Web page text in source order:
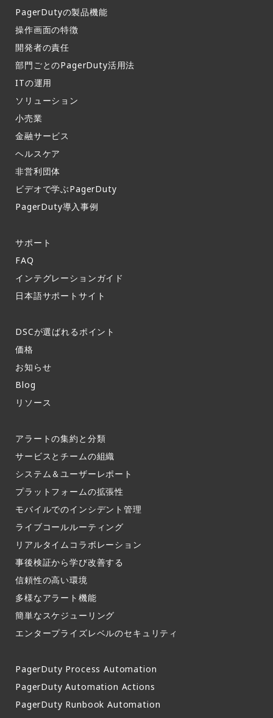
PagerDutyの製品機能​
操作画面の特徴​
開発者の責任
部門ごとのPagerDuty活用法​
ITの運用​
ソリューション
小売業
金融サービス
ヘルスケア
非営利団体
ビデオで学ぶPagerDuty
PagerDuty導入事例​
サポート​
FAQ​
インテグレーションガイド​
日本語サポートサイト​
DSCが選ばれるポイント
価格
お知らせ​
Blog
リソース
アラートの集約と分類​
サービスとチームの組織​
システム＆ユーザーレポート​
プラットフォームの拡張性
モバイルでのインシデント管理​
ライブコールルーティング​
リアルタイムコラボレーション​
事後検証から学び改善する
信頼性の高い環境​
多様なアラート機能​
簡単なスケジューリング​
エンタープライズレベルのセキュリティ
PagerDuty Process Automation
PagerDuty Automation Actions
PagerDuty Runbook Automation